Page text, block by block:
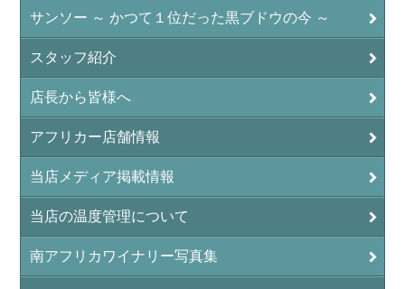
サンソー ～ かつて１位だった黒ブドウの今 ～
スタッフ紹介
店長から皆様へ
アフリカー店舗情報
当店メディア掲載情報
当店の温度管理について
南アフリカワイナリー写真集